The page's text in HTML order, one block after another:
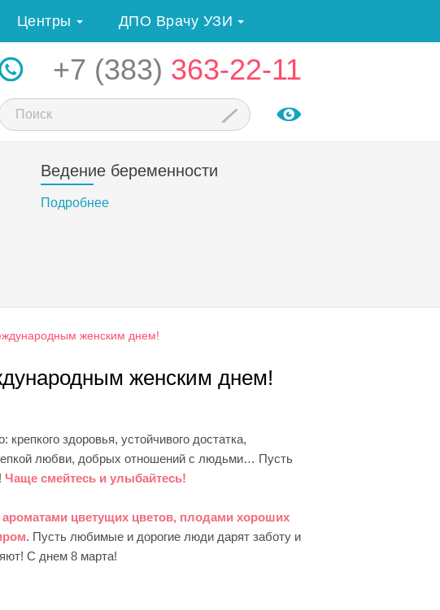
Центры ДПО Врачу УЗИ
+7 (383) 363-22-11
Ведение беременности
Подробнее
женским днем!
женским днем!
здоровья, устойчивого достатка,
любви, добрых отношений с людьми… Пусть
Чаще смейтесь и улыбайтесь!
ароматами цветущих цветов, плодами хороших
. Пусть любимые и дорогие люди дарят заботу и
С днем 8 марта!